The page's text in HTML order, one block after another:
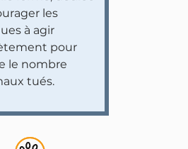
les
à agir
pour
le nombre
tués.